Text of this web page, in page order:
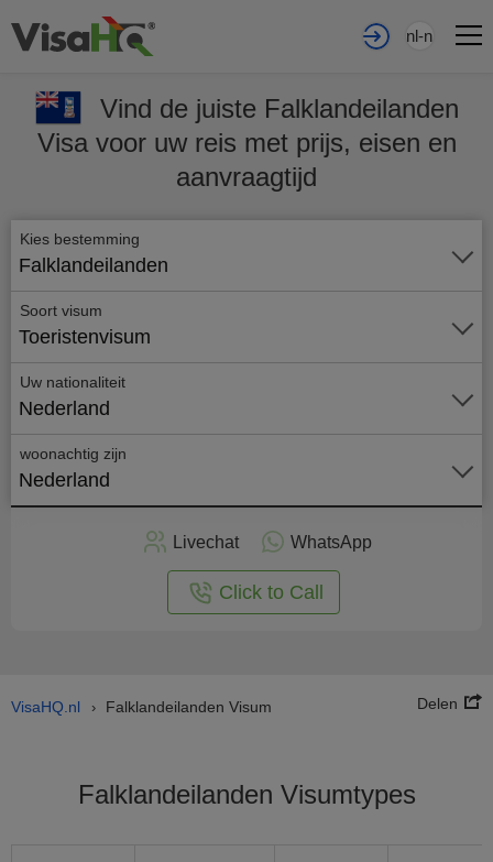
nl-nl
Vind de juiste Falklandeilanden
Visa voor uw reis met prijs, eisen en
aanvraagtijd
Kies bestemming
Falklandeilanden
Soort visum
Toeristenvisum
Uw nationaliteit
Nederland
woonachtig zijn
Nederland
Livechat WhatsApp
Click to Call
VisaHQ.nl › Falklandeilanden Visum Delen
Falklandeilanden Visumtypes